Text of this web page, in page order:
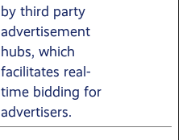
by third party
advertisement
hubs, which
facilitates real-
time bidding for
advertisers.